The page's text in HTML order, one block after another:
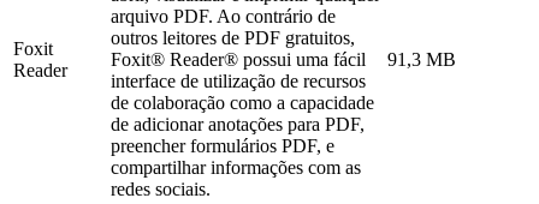
Foxit
Reader
arquivo PDF. Ao contrário de
outros leitores de PDF gratuitos,
Foxit® Reader® possui uma fácil
interface de utilização de recursos
de colaboração como a capacidade
de adicionar anotações para PDF,
preencher formulários PDF, e
compartilhar informações com as
redes sociais.
91,3 MB